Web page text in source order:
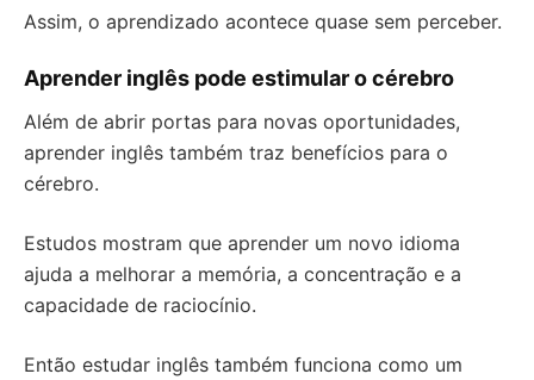
Assim, o aprendizado acontece quase sem perceber.
Aprender inglês pode estimular o cérebro
Além de abrir portas para novas oportunidades,
aprender inglês também traz benefícios para o
cérebro.
Estudos mostram que aprender um novo idioma
ajuda a melhorar a memória, a concentração e a
capacidade de raciocínio.
Então estudar inglês também funciona como um